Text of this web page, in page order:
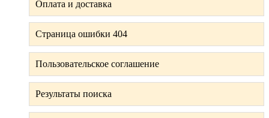
Оплата и доставка
Страница ошибки 404
Пользовательское соглашение
Результаты поиска